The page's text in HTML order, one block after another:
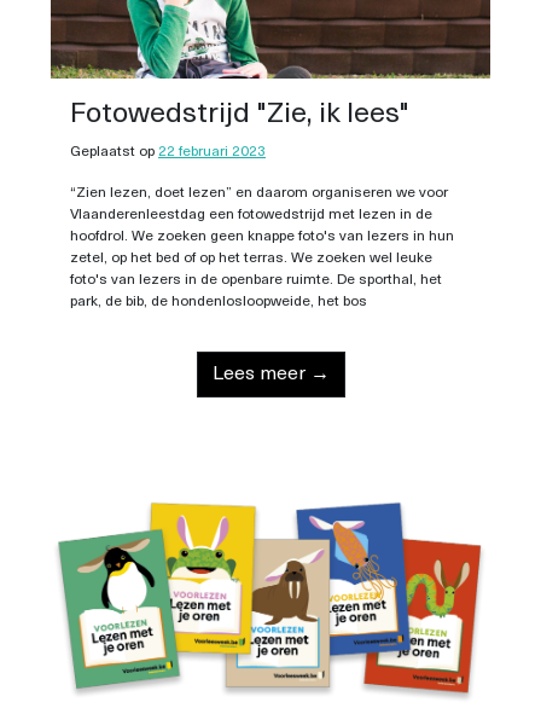
Fotowedstrijd "Zie, ik lees"
Geplaatst op 22 februari 2023
“Zien lezen, doet lezen” en daarom organiseren we voor
Vlaanderenleestdag een fotowedstrijd met lezen in de
hoofdrol. We zoeken geen knappe foto's van lezers in hun
zetel, op het bed of op het terras. We zoeken wel leuke
foto's van lezers in de openbare ruimte. De sporthal, het
park, de bib, de hondenlosloopweide, het bos
Lees meer →